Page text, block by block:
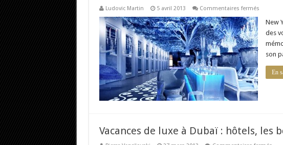
Ludovic Martin 5 avril 2013 Commentaires ferméssur
des
luxe
New
New
des
son
En
Vacances de luxe à Dubaï : hôtels, les